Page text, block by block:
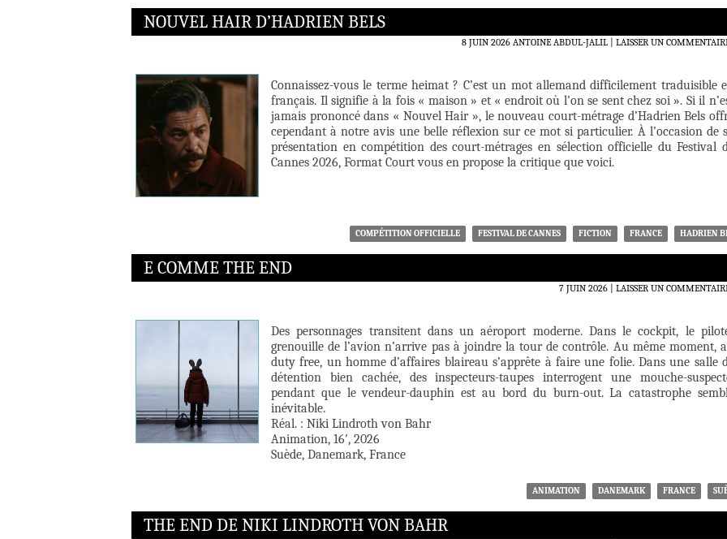
NOUVEL HAIR D’HADRIEN BELS
8 JUIN 2026 ANTOINE ABDUL-JALIL LAISSER UN
Connaissez-vous le terme heimat ? C’est un mot allemand difficilement traduisible
français. Il signifie à la fois « maison » et « endroit où l’on se sent chez soi ». Si il
jamais prononcé dans « Nouvel Hair », le nouveau court-métrage d’Hadrien Bels
cependant à notre avis une belle réflexion sur ce mot si particulier. À l’occasion de
présentation en compétition des court-métrages en sélection officielle du Festival
Cannes 2026, Format Court vous en propose la critique que voici.
COMPÉTITION OFFICIELLE FESTIVAL DE CANNES FICTION FRANCE HADRIEN
E COMME THE END
7 JUIN 2026 LAISSER UN
Des personnages transitent dans un aéroport moderne. Dans le cockpit, le
grenouille de l’avion n’arrive pas à joindre la tour de contrôle. Au même moment,
duty free, un homme d’affaires blaireau s’apprête à faire une folie. Dans une salle
détention bien cachée, des inspecteurs-taupes interrogent une mouche-
pendant que le vendeur-dauphin est au bord du burn-out. La catastrophe
inévitable.
Réal. : Niki Lindroth von Bahr
Animation, 16′, 2026
Suède, Danemark, France
ANIMATION DANEMARK FRANCE
THE END DE NIKI LINDROTH VON BAHR